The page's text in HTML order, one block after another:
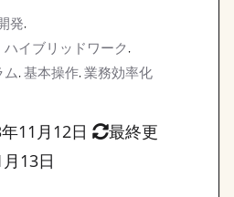
発,
イブリッドワーク ,
ム, 基本操作, 業務効率化
11月12日
最終更
13日